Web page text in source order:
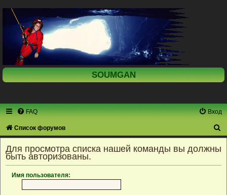
SOUMGAN
FAQ Вход
Список форумов
Для просмотра списка нашей команды вы должны
быть авторизованы.
Имя пользователя: